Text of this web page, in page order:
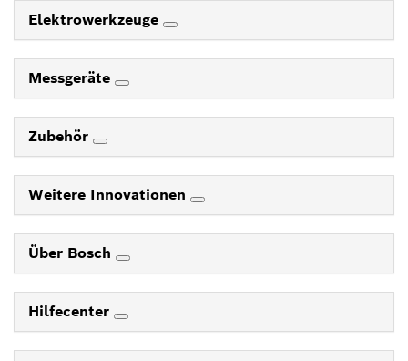
Elektrowerkzeuge
Messgeräte
Zubehör
Weitere Innovationen
Über Bosch
Hilfecenter